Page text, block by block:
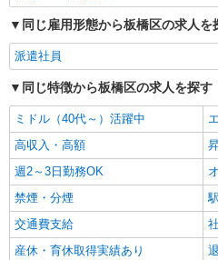
時給：1,500
同じ雇用形態から板橋区の求人を
派遣社員
同じ特徴から板橋区の求人を探す
ミドル（40代～）活躍中
高収入・高額
週2～3日勤務OK
禁煙・分煙
交通費支給
産休・育休取得実績あり